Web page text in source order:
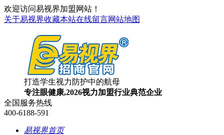
欢迎访问易视界加盟网站！
关于易视界收藏本站在线留言网站地图
打造学生视力防护中的航母
专注眼健康,2026视力加盟行业典范企业
全国服务热线
400-6188-591
易视界首页